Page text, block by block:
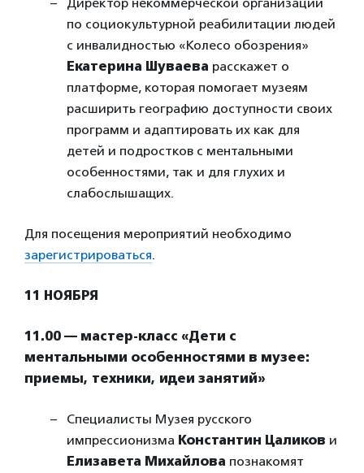
по социокультурной реабилитации людей
с инвалидностью «Колесо обозрения»
Екатерина Шуваева расскажет о
платформе, которая помогает музеям
расширить географию доступности своих
программ и адаптировать их как для
детей и подростков с ментальными
особенностями, так и для глухих и
слабослышащих.
Для посещения мероприятий необходимо
зарегистрироваться.
11 НОЯБРЯ
11.00 — мастер-класс «Дети с
ментальными особенностями в музее:
приемы, техники, идеи занятий»
Специалисты Музея русского
импрессионизма Константин Цаликов и
Елизавета Михайлова познакомят